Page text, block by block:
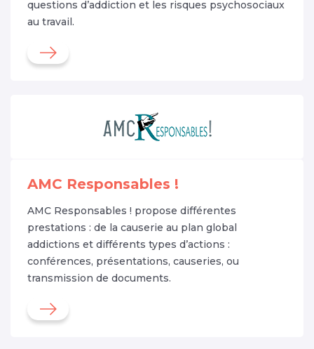
questions d’addiction et les risques psychosociaux
au travail.
AMC Responsables !
AMC Responsables ! propose différentes
prestations : de la causerie au plan global
addictions et différents types d’actions :
conférences, présentations, causeries, ou
transmission de documents.